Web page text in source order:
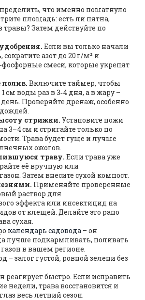
что именно пошатнуло
площадь: есть ли пятна,
травы? Затем действуйте по
Если вы только начали
азот до 20 г/м² и
смеси, которые укрепят
полив. Включите таймер, чтобы
см воды раз в 3‑4 дня, а в жару –
Проверяйте дренаж, особенно
стрижки. Установите ножи
3–4 см и стригайте только по
Трава будет гуще и лучше
ожогов.
траву. Если трава уже
её вручную или
Затем внесите сухой компост.
Применяйте проверенные
раствор для
эффекта или инсектицид на
от клещей. Делайте это рано
сухая.
календарь садовода – он
лучше подкармливать, поливать
в вашем регионе.
– залог густой, ровной зелени без
реагирует быстро. Если исправить
недели, трава восстановится и
весь летний сезон.